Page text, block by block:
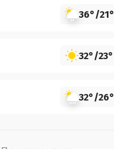
36°/21°
32°/23°
32°/26°